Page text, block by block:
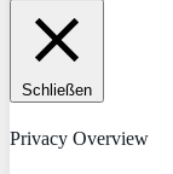
Schließen
Privacy Overview